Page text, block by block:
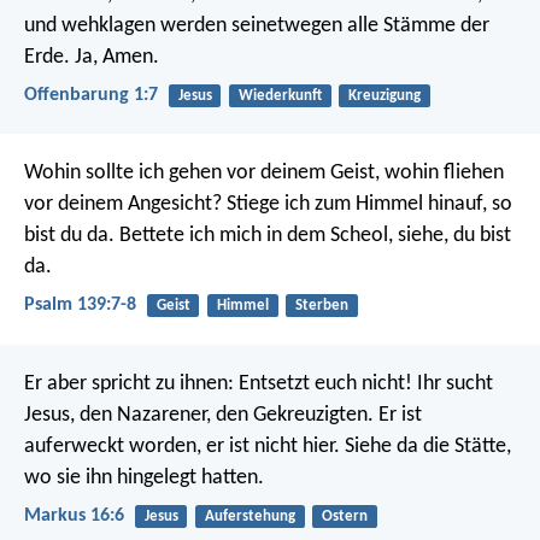
und wehklagen werden seinetwegen alle Stämme der
Erde. Ja, Amen.
Offenbarung 1:7 Jesus Wiederkunft Kreuzigung
Wohin sollte ich gehen vor deinem Geist, wohin fliehen
vor deinem Angesicht? Stiege ich zum Himmel hinauf, so
bist du da. Bettete ich mich in dem Scheol, siehe, du bist
da.
Psalm 139:7-8 Geist Himmel Sterben
Er aber spricht zu ihnen: Entsetzt euch nicht! Ihr sucht
Jesus, den Nazarener, den Gekreuzigten. Er ist
auferweckt worden, er ist nicht hier. Siehe da die Stätte,
wo sie ihn hingelegt hatten.
Markus 16:6 Jesus Auferstehung Ostern